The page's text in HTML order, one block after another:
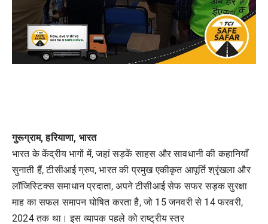
गुरूग्राम, हरियाणा, भारत
भारत के केंद्रीय भागों में, जहां सड़कें साहस और सावधानी की कहानियाँ
सुनाती हैं, टीसीआई ग्रुप, भारत की प्रमुख एकीकृत आपूर्ति श्रृंखला और
लॉजिस्टिक्स समाधान प्रदाता, अपने टीसीआई सेफ सफर सड़क सुरक्षा
माह का सफल समापन घोषित करता है, जो 15 जनवरी से 14 फरवरी,
2024 तक था। इस व्यापक पहले को राष्ट्रीय स्तर